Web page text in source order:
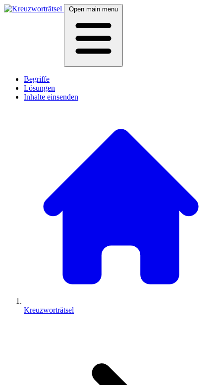
Open main menu
Begriffe
Lösungen
Inhalte einsenden
Kreuzworträtsel